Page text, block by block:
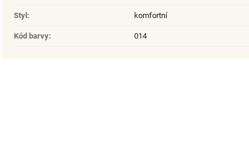
Styl: komfortní
Kód barvy: 014